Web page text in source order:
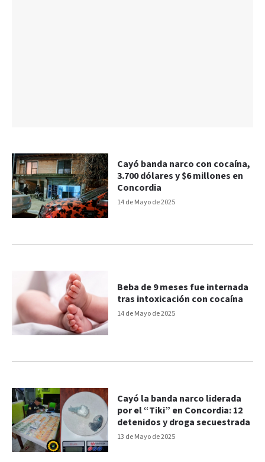
14 de Mayo de 2025
Cayó banda narco con cocaína,
3.700 dólares y $6 millones en
Concordia
14 de Mayo de 2025
Beba de 9 meses fue internada
tras intoxicación con cocaína
13 de Mayo de 2025
Cayó la banda narco liderada
por el “Tiki” en Concordia: 12
detenidos y droga secuestrada